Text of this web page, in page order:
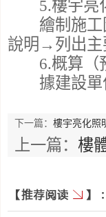
5.樓宇亮化
繪制施工
說明→列出
6.概算（
據建設單
下一篇： 樓宇亮化照
上一篇： 樓